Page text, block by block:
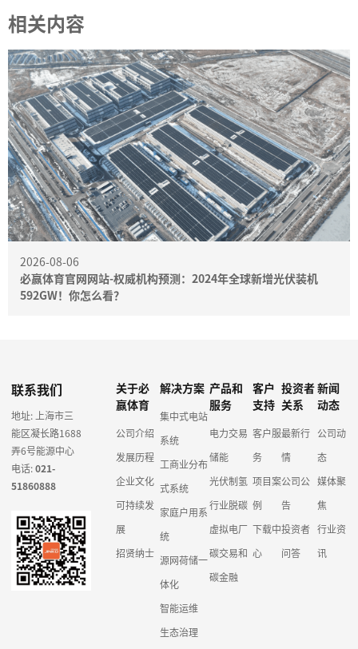
相关内容
2026-08-06
必赢体育官网网站-权威机构预测：2024年全球新增光伏装机
592GW！你怎么看？
联系我们
地址: 上海市三
能区凝长路1688
弄6号能源中心
电话:021-
51860888
关于必
赢体育
公司介绍
发展历程
企业文化
可持续发
展
招贤纳士
解决方案
集中式电站
系统
工商业分布
式系统
家庭户用系
统
源网荷储一
体化
智能运维
生态治理
产品和
服务
电力交易
储能
光伏制氢
行业脱碳
虚拟电厂
碳交易和
碳金融
客户
支持
客户服
务
项目案
例
下载中
心
投资者
关系
最新行
情
公司公
告
投资者
问答
新闻
动态
公司动
态
媒体聚
焦
行业资
讯